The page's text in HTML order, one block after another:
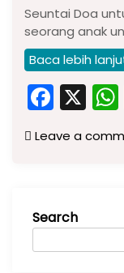
Seuntai Doa
seorang anak
Baca lebih
F
a
c
o
o
X
Leave a
Search